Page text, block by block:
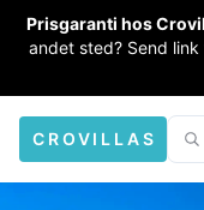
Prisgaranti hos
andet sted? Send
CROVILLAS